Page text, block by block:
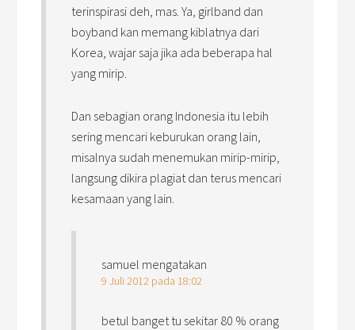
terinspirasi deh, mas. Ya, girlband dan
boyband kan memang kiblatnya dari
Korea, wajar saja jika ada beberapa hal
yang mirip.
Dan sebagian orang Indonesia itu lebih
sering mencari keburukan orang lain,
misalnya sudah menemukan mirip-mirip,
langsung dikira plagiat dan terus mencari
kesamaan yang lain.
samuel mengatakan
9 Juli 2012 pada 18:02
betul banget tu sekitar 80 % orang